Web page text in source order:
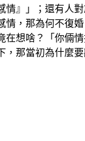
情』」；還有人
情，那為何不復
在想啥？「你倆情
那當初為什麼要